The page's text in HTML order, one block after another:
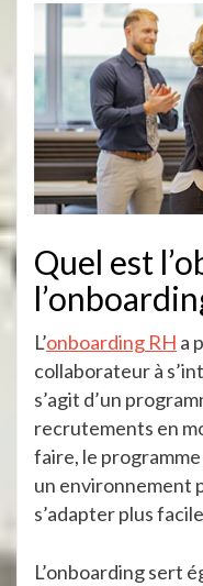
Quel est
L’onboarding RH a
collaborateur à
s’agit d’un
recrutements en
faire, le
un environnement
s’adapter plus
L’onboarding sert